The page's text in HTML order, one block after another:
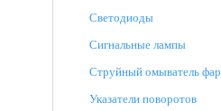
Светодиоды
Сигнальные лампы
Струйный омыватель фар
Указатели поворотов